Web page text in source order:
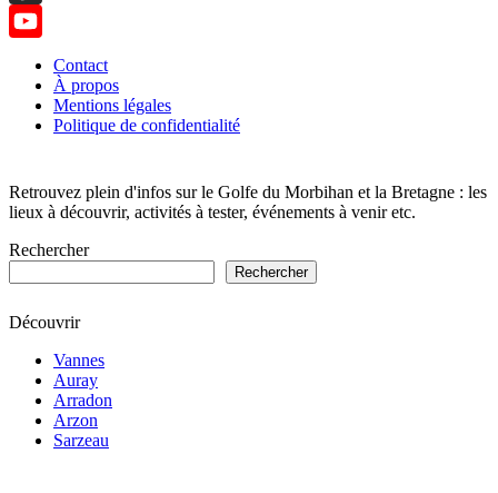
TikTok
Channel
Contact
À propos
Mentions légales
Politique de confidentialité
Retrouvez plein d'infos sur le Golfe du Morbihan et la Bretagne : les
lieux à découvrir, activités à tester, événements à venir etc.
Rechercher
Rechercher
Découvrir
Vannes
Auray
Arradon
Arzon
Sarzeau